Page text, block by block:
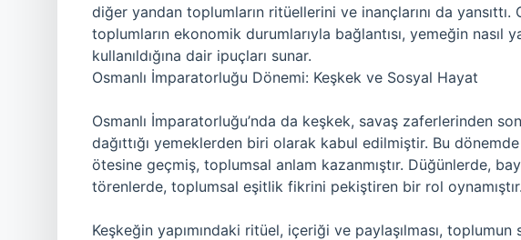
diğer yandan toplumların ritüellerini ve inançlarını da
toplumların ekonomik durumlarıyla bağlantısı, yemeğin nasıl
kullanıldığına dair ipuçları sunar.
Osmanlı İmparatorluğu Dönemi: Keşkek ve Sosyal Hayat
Osmanlı İmparatorluğu’nda da keşkek, savaş zaferlerinden
dağıttığı yemeklerden biri olarak kabul edilmiştir. Bu
ötesine geçmiş, toplumsal anlam kazanmıştır. Düğünlerde,
törenlerde, toplumsal eşitlik fikrini pekiştiren bir rol oynamıştır.
Keşkeğin yapımındaki ritüel, içeriği ve paylaşılması, toplumun